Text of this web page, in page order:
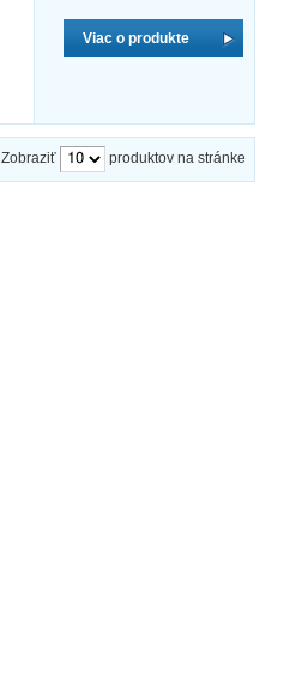
Viac o produkte
Zobraziť produktov na stránke